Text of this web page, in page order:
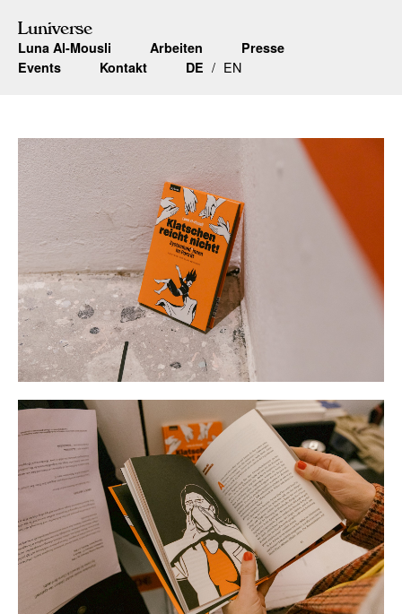
Luniverse
Luna Al-Mousli Arbeiten
Presse
Events
Kontakt DE EN